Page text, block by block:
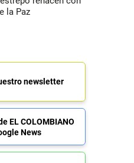
la Paz
newsletter
EL COLOMBIANO
News